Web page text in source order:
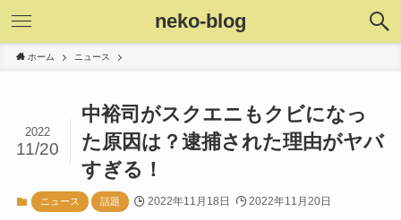
neko-blog
ホーム ニュース
中裕司がスクエニもクビになっ
た原因は？逮捕された理由がヤバ
すぎる！
2022
11/20
ニュース 話題 2022年11月18日 2022年11月20日